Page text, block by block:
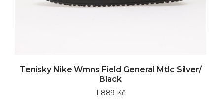
Tenisky Nike Wmns Field General Mtlc Silver/
Black
1 889 Kč